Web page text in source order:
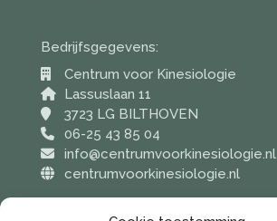
Bedrijfsgegevens:
Centrum voor Kinesiologie
Lassuslaan 11
3723 LG BILTHOVEN
06-25 43 85 04
info@centrumvoorkinesiologie.nl
centrumvoorkinesiologie.nl